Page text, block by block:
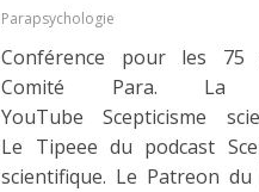
Parapsychologie
Conférence pour les 75
Comité Para. La
YouTube Scepticisme
Le Tipeee du podcast
scientifique. Le Patreon du